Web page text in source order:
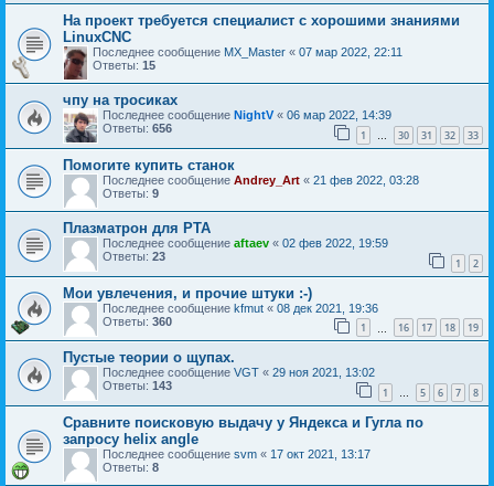
На проект требуется специалист с хорошими знаниями
LinuxCNC
Последнее сообщение MX_Master « 07 мар 2022, 22:11
Ответы: 15
чпу на тросиках
Последнее сообщение NightV « 06 мар 2022, 14:39
Ответы: 656 1 … 30 31 32 33
Помогите купить станок
Последнее сообщение Andrey_Art « 21 фев 2022, 03:28
Ответы: 9
Плазматрон для PTA
Последнее сообщение aftaev « 02 фев 2022, 19:59
Ответы: 23 1 2
Мои увлечения, и прочие штуки :-)
Последнее сообщение kfmut « 08 дек 2021, 19:36
Ответы: 360 1 16 17 18 19
Пустые теории о щупах.
Последнее сообщение VGT « 29 ноя 2021, 13:02
Ответы: 143 1 … 5 6 7 8
Сравните поисковую выдачу у Яндекса и Гугла по
запросу helix angle
Последнее сообщение svm « 17 окт 2021, 13:17
Ответы: 8